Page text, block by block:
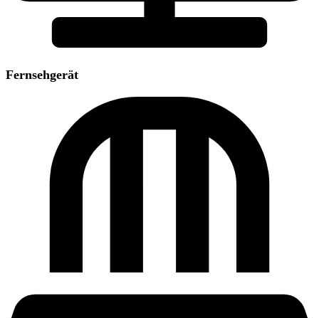
Fernsehgerät